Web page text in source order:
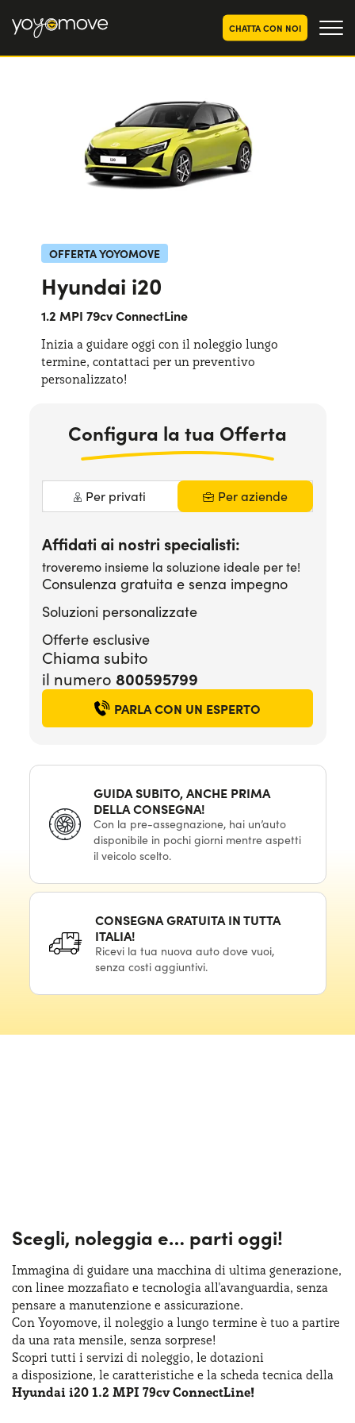
CHATTA CON NOI
Aziende e P.IVA
OFFERTE NOLEGGIO
AUTO USATE
CHI SIAMO
Lavora con noi
PERCHÉ CONVIENE
SCEGLI UN PAESE
Serve assistenza?
OFFERTA YOYOMOVE
Hyundai i20
1.2 MPI 79cv ConnectLine
Inizia a guidare oggi con il noleggio lungo
termine, contattaci per un preventivo
personalizzato!
Configura la tua Offerta
Per privati Per aziende
Affidati ai nostri specialisti:
troveremo insieme la soluzione ideale per te!
Consulenza gratuita e senza impegno
Soluzioni personalizzate
Offerte esclusive
Chiama subito
il numero 800595799
PARLA CON UN ESPERTO
GUIDA SUBITO, ANCHE PRIMA
DELLA CONSEGNA!
Con la pre-assegnazione, hai un’auto
disponibile in pochi giorni mentre aspetti
il veicolo scelto.
CONSEGNA GRATUITA IN TUTTA
ITALIA!
Ricevi la tua nuova auto dove vuoi,
senza costi aggiuntivi.
Scegli, noleggia e… parti oggi!
Immagina di guidare una macchina di ultima generazione,
con linee mozzafiato e tecnologia all'avanguardia, senza
pensare a manutenzione e assicurazione.
Con Yoyomove, il noleggio a lungo termine è tuo a partire
da una rata mensile, senza sorprese!
Scopri tutti i servizi di noleggio, le dotazioni
a disposizione, le caratteristiche e la scheda tecnica della
Hyundai i20 1.2 MPI 79cv ConnectLine!